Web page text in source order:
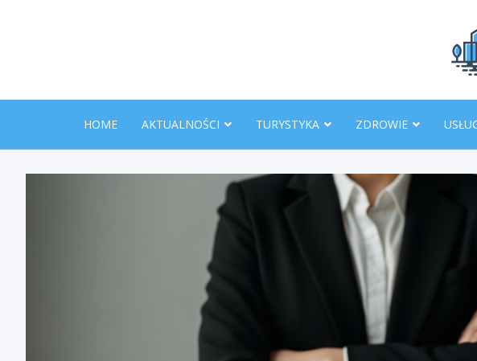
HOME AKTUALNOŚCI TURYSTYKA ZDROWIE